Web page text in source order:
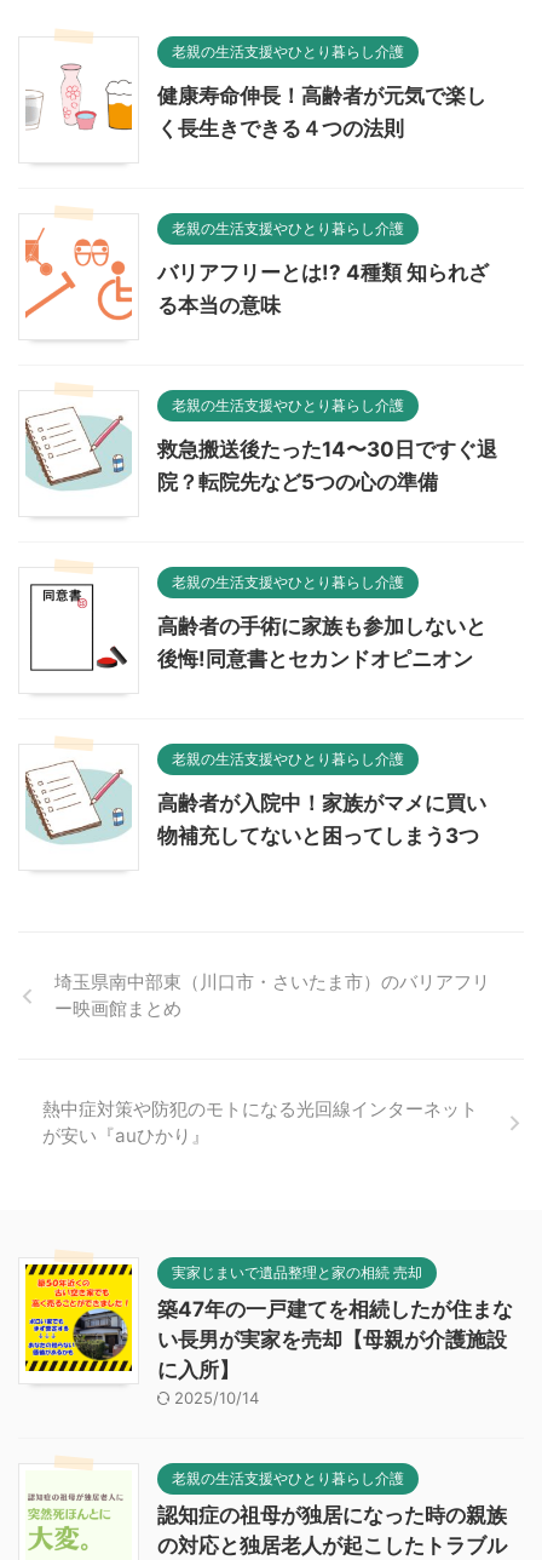
老親の生活支援やひとり暮らし介護
健康寿命伸長！高齢者が元気で楽し
く長生きできる４つの法則
老親の生活支援やひとり暮らし介護
バリアフリーとは!? 4種類 知られざ
る本当の意味
老親の生活支援やひとり暮らし介護
救急搬送後たった14〜30日ですぐ退
院？転院先など5つの心の準備
老親の生活支援やひとり暮らし介護
高齢者の手術に家族も参加しないと
後悔!同意書とセカンドオピニオン
老親の生活支援やひとり暮らし介護
高齢者が入院中！家族がマメに買い
物補充してないと困ってしまう3つ
埼玉県南中部東（川口市・さいたま市）のバリアフリ
ー映画館まとめ
熱中症対策や防犯のモトになる光回線インターネット
が安い『auひかり』
実家じまいで遺品整理と家の相続 売却
築47年の一戸建てを相続したが住まな
い長男が実家を売却【母親が介護施設
に入所】
2025/10/14
老親の生活支援やひとり暮らし介護
認知症の祖母が独居になった時の親族
の対応と独居老人が起こしたトラブル